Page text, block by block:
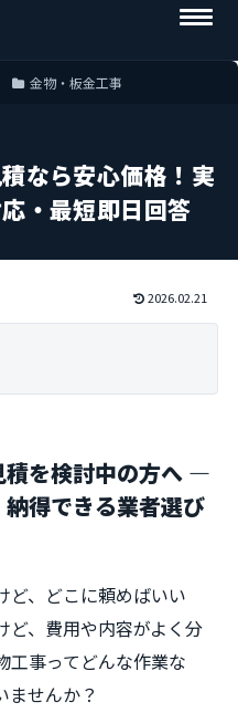
金物・板金工事
なら安心価格！実
・最短即日回答
2026.02.21
積を検討中の方へ ―
得できる業者選び
ど、どこに頼めばいい
ど、費用や内容がよく分
事ってどんな作業な
ませんか？